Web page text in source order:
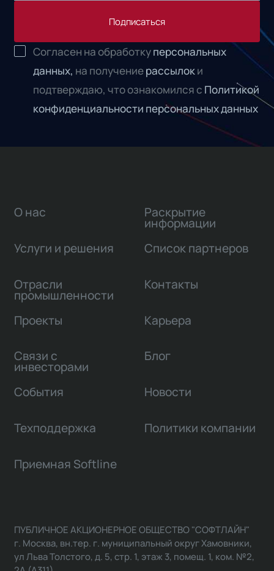
Подписаться
Согласен на обработкуперсональных
данных, на получениерассылоки
подтверждаю, что ознакомился с Политикой
конфиденциальности персональных данных
О нас
Услуги и решения
Отрасли
промышленности
Проекты
Связи с
инвесторами
Раскрытие
информации
Список партнеров
Контакты
Карьера
Блог
События Новости
Техподдержка Политики компании
Приемная Softline
ПУБЛИЧНОЕ АКЦИОНЕРНОЕ ОБЩЕСТВО "СОФТЛАЙН"
г. Москва, вн.тер. г. муниципальный округ Хамовники,
ул Льва Толстого, д. 5, стр. 1, этаж 3, помещ. 1, ком. №2,